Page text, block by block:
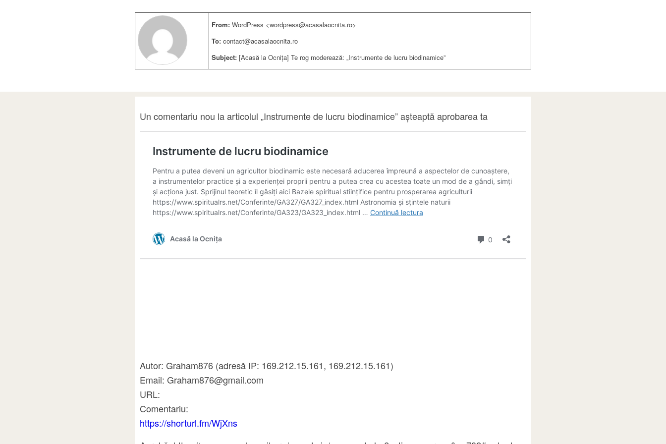
From: WordPress <wordpress@acasalaocnita.ro>
To: contact@acasalaocnita.ro
Subject: [Acasă la Ocnița] Te rog moderează: „Instrumente de lucru biodinamice”
Un comentariu nou la articolul „Instrumente de lucru biodinamice” așteaptă aprobarea ta
Autor: Graham876 (adresă IP: 169.212.15.161, 169.212.15.161)
Email: Graham876@gmail.com
URL:
Comentariu:
https://shorturl.fm/WjXns